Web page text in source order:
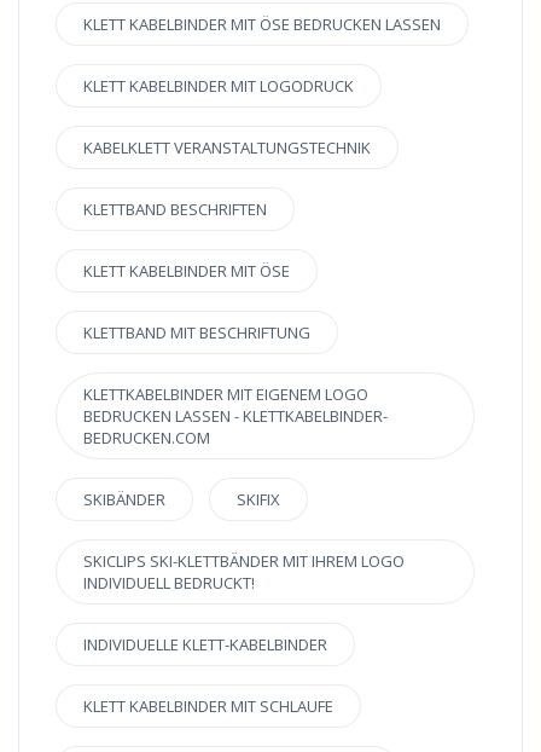
KLETT KABELBINDER MIT ÖSE BEDRUCKEN LASSEN
KLETT KABELBINDER MIT LOGODRUCK
KABELKLETT VERANSTALTUNGSTECHNIK
KLETTBAND BESCHRIFTEN
KLETT KABELBINDER MIT ÖSE
KLETTBAND MIT BESCHRIFTUNG
KLETTKABELBINDER MIT EIGENEM LOGO
BEDRUCKEN LASSEN - KLETTKABELBINDER-
BEDRUCKEN.COM
SKIBÄNDER SKIFIX
SKICLIPS SKI-KLETTBÄNDER MIT IHREM LOGO
INDIVIDUELL BEDRUCKT!
INDIVIDUELLE KLETT-KABELBINDER
KLETT KABELBINDER MIT SCHLAUFE